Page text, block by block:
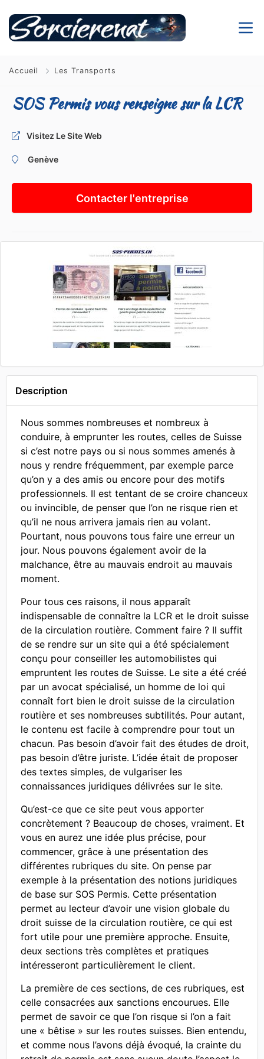
Accueil Les Transports
SOS Permis vous renseigne sur la LCR
Visitez Le Site Web
Genève
Contacter l'entreprise
Description
Nous sommes nombreuses et nombreux à
conduire, à emprunter les routes, celles de Suisse
si c’est notre pays ou si nous sommes amenés à
nous y rendre fréquemment, par exemple parce
qu’on y a des amis ou encore pour des motifs
professionnels. Il est tentant de se croire chanceux
ou invincible, de penser que l’on ne risque rien et
qu’il ne nous arrivera jamais rien au volant.
Pourtant, nous pouvons tous faire une erreur un
jour. Nous pouvons également avoir de la
malchance, être au mauvais endroit au mauvais
moment.
Pour tous ces raisons, il nous apparaît
indispensable de connaître la LCR et le droit suisse
de la circulation routière. Comment faire ? Il suffit
de se rendre sur un site qui a été spécialement
conçu pour conseiller les automobilistes qui
empruntent les routes de Suisse. Le site a été créé
par un avocat spécialisé, un homme de loi qui
connaît fort bien le droit suisse de la circulation
routière et ses nombreuses subtilités. Pour autant,
le contenu est facile à comprendre pour tout un
chacun. Pas besoin d’avoir fait des études de droit,
pas besoin d’être juriste. L’idée était de proposer
des textes simples, de vulgariser les
connaissances juridiques délivrées sur le site.
Qu’est-ce que ce site peut vous apporter
concrètement ? Beaucoup de choses, vraiment. Et
vous en aurez une idée plus précise, pour
commencer, grâce à une présentation des
différentes rubriques du site. On pense par
exemple à la présentation des notions juridiques
de base sur SOS Permis. Cette présentation
permet au lecteur d’avoir une vision globale du
droit suisse de la circulation routière, ce qui est
fort utile pour une première approche. Ensuite,
deux sections très complètes et pratiques
intéresseront particulièrement le client.
La première de ces sections, de ces rubriques, est
celle consacrées aux sanctions encourues. Elle
permet de savoir ce que l’on risque si l’on a fait
une « bêtise » sur les routes suisses. Bien entendu,
et comme nous l’avons déjà évoqué, la crainte du